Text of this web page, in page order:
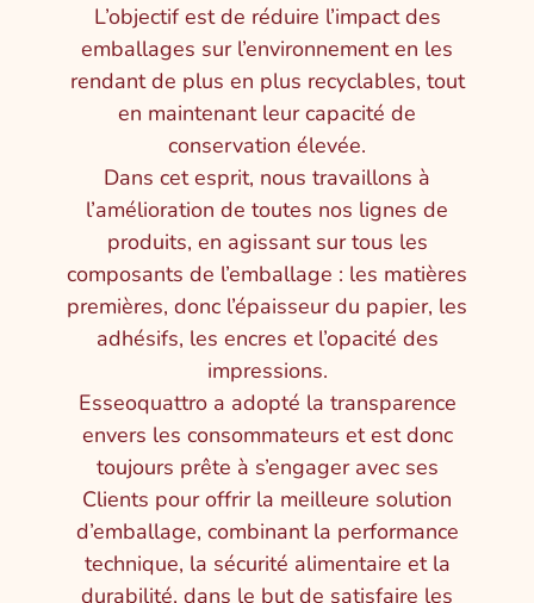
L’objectif est de réduire l’impact des
emballages sur l’environnement en les
rendant de plus en plus recyclables, tout
en maintenant leur capacité de
conservation élevée.
Dans cet esprit, nous travaillons à
l’amélioration de toutes nos lignes de
produits, en agissant sur tous les
composants de l’emballage : les matières
premières, donc l’épaisseur du papier, les
adhésifs, les encres et l’opacité des
impressions.
Esseoquattro a adopté la transparence
envers les consommateurs et est donc
toujours prête à s’engager avec ses
Clients pour offrir la meilleure solution
d’emballage, combinant la performance
technique, la sécurité alimentaire et la
durabilité, dans le but de satisfaire les